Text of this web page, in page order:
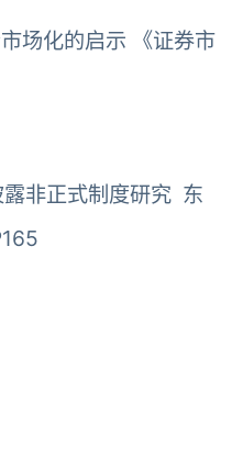
场化的启示 《证券市
非正式制度研究 东